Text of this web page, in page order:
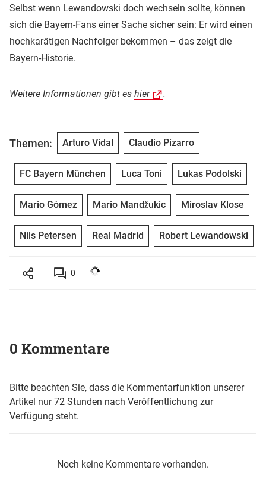
Selbst wenn Lewandowski doch wechseln sollte, können
sich die Bayern-Fans einer Sache sicher sein: Er wird einen
hochkarätigen Nachfolger bekommen – das zeigt die
Bayern-Historie.
Weitere Informationen gibt es hier .
Themen: Arturo Vidal Claudio Pizarro
FC Bayern München Luca Toni Lukas Podolski
Mario Gómez Mario Mandžukic Miroslav Klose
Nils Petersen Real Madrid Robert Lewandowski
0
0 Kommentare
Bitte beachten Sie, dass die Kommentarfunktion unserer
Artikel nur 72 Stunden nach Veröffentlichung zur
Verfügung steht.
Noch keine Kommentare vorhanden.